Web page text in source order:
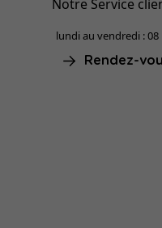
Notre Service
lundi au vendredi : 08
Rendez-